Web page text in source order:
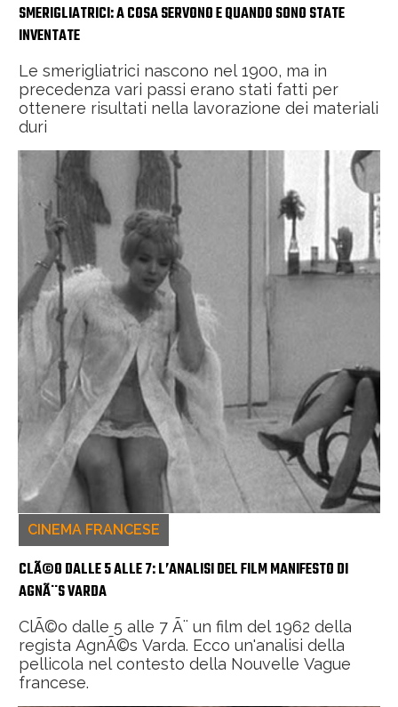
SMERIGLIATRICI: A COSA SERVONO E QUANDO SONO STATE
INVENTATE
Le smerigliatrici nascono nel 1900, ma in
precedenza vari passi erano stati fatti per
ottenere risultati nella lavorazione dei materiali
duri
CINEMA FRANCESE
CLÃ©O DALLE 5 ALLE 7: L’ANALISI DEL FILM MANIFESTO DI
AGNÃ¨S VARDA
ClÃ©o dalle 5 alle 7 Ã¨ un film del 1962 della
regista AgnÃ©s Varda. Ecco un'analisi della
pellicola nel contesto della Nouvelle Vague
francese.